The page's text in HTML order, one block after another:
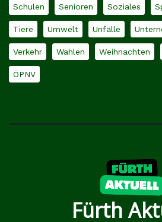
Schulen Senioren Soziales
Tiere Umwelt Unfälle
Verkehr Wahlen Weihnachten
ÖPNV
Fürth